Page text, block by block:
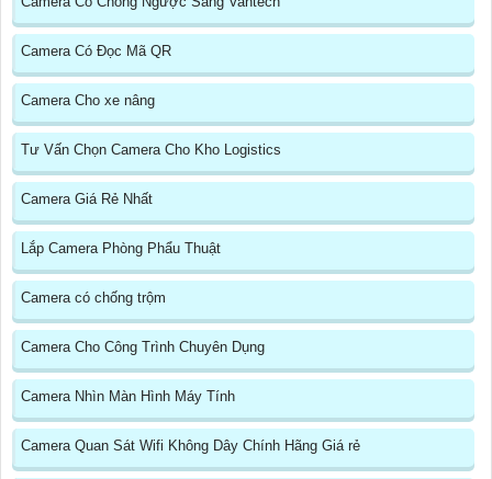
Camera Có Đọc Mã QR
Camera Cho xe nâng
Tư Vấn Chọn Camera Cho Kho Logistics
Camera Giá Rẻ Nhất
Lắp Camera Phòng Phẩu Thuật
Camera có chống trộm
Camera Cho Công Trình Chuyên Dụng
Camera Nhìn Màn Hình Máy Tính
Camera Quan Sát Wifi Không Dây Chính Hãng Giá rẻ